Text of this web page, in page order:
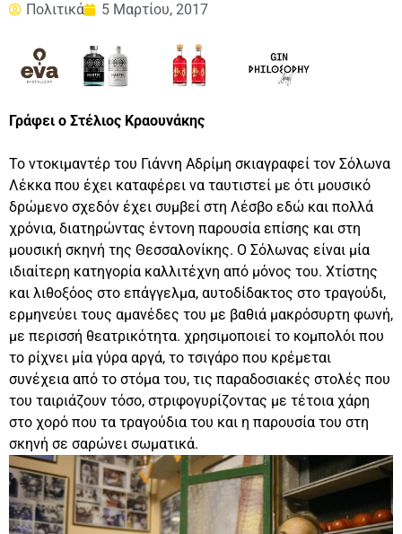
Πολιτικά 5 Μαρτίου, 2017
Γράφει ο Στέλιος Κραουνάκης
Το ντοκιμαντέρ του Γιάννη Αδρίμη σκιαγραφεί τον Σόλωνα
Λέκκα που έχει καταφέρει να ταυτιστεί με ότι μουσικό
δρώμενο σχεδόν έχει συμβεί στη Λέσβο εδώ και πολλά
χρόνια, διατηρώντας έντονη παρουσία επίσης και στη
μουσική σκηνή της Θεσσαλονίκης. Ο Σόλωνας είναι μία
ιδιαίτερη κατηγορία καλλιτέχνη από μόνος του. Χτίστης
και λιθοξόος στο επάγγελμα, αυτοδίδακτος στο τραγούδι,
ερμηνεύει τους αμανέδες του με βαθιά μακρόσυρτη φωνή,
με περισσή θεατρικότητα. χρησιμοποιεί το κομπολόι που
το ρίχνει μία γύρα αργά, το τσιγάρο που κρέμεται
συνέχεια από το στόμα του, τις παραδοσιακές στολές που
του ταιριάζουν τόσο, στριφογυρίζοντας με τέτοια χάρη
στο χορό που τα τραγούδια του και η παρουσία του στη
σκηνή σε σαρώνει σωματικά.